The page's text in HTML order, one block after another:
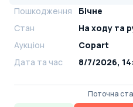
Пошкодження
Бічне
Стан
На ​​ходу та
Аукціон
Copart
Дата та час
8/7/2026,
Поточна